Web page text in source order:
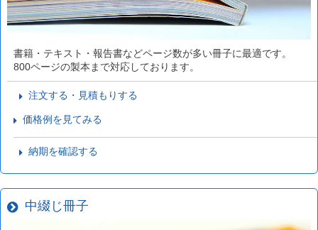
書籍・テキスト・報告書などページ数が多い冊子に最適です。
800ページの製本まで対応しております。
注文する・見積もりする
価格例を見てみる
納期を確認する
中綴じ冊子